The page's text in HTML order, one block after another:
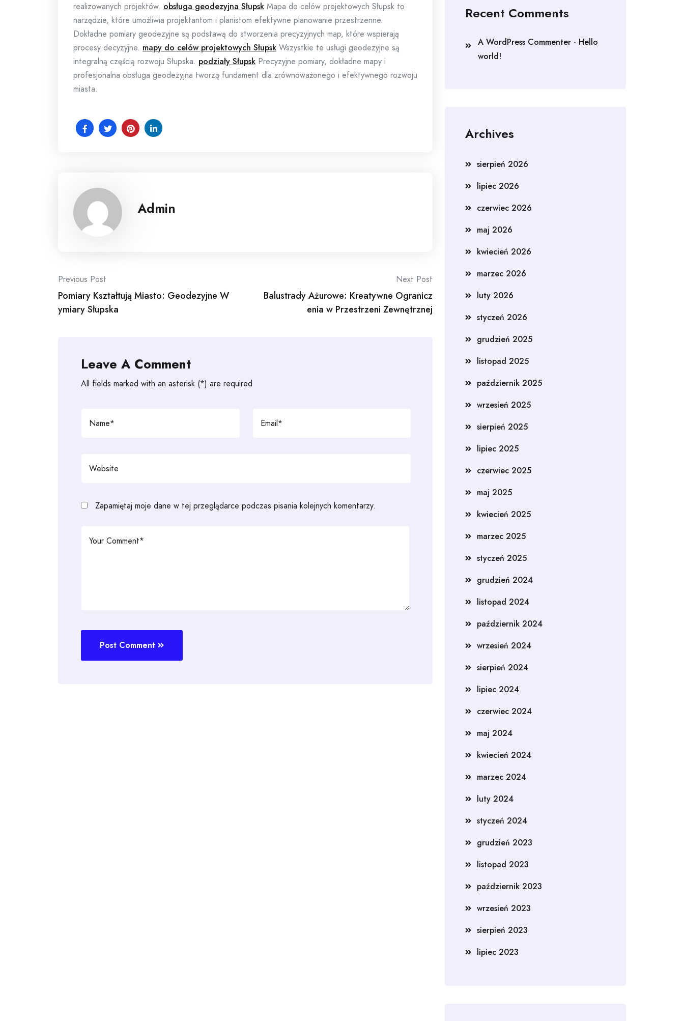
realizowanych projektów. obsługa geodezyjna Słupsk Mapa do celów projektowych Słupsk to
narzędzie, które umożliwia projektantom i planistom efektywne planowanie przestrzenne.
Dokładne pomiary geodezyjne są podstawą do stworzenia precyzyjnych map, które wspierają
procesy decyzyjne. mapy do celów projektowych Słupsk Wszystkie te usługi geodezyjne są
integralną częścią rozwoju Słupska. podziały Słupsk Precyzyjne pomiary, dokładne mapy i
profesjonalna obsługa geodezyjna tworzą fundament dla zrównoważonego i efektywnego rozwoju
miasta.
Admin
Post
navigation
Previous Post
Pomiary Kształtują Miasto: Geodezyjne W
ymiary Słupska
Next Post
Balustrady Ażurowe: Kreatywne Ogranicz
enia w Przestrzeni Zewnętrznej
Leave A Comment
All fields marked with an asterisk (*) are required
Zapamiętaj moje dane w tej przeglądarce podczas pisania kolejnych komentarzy.
Post Comment
Recent Comments
A WordPress Commenter - Hello
world!
Archives
sierpień 2026
lipiec 2026
czerwiec 2026
maj 2026
kwiecień 2026
marzec 2026
luty 2026
styczeń 2026
grudzień 2025
listopad 2025
październik 2025
wrzesień 2025
sierpień 2025
lipiec 2025
czerwiec 2025
maj 2025
kwiecień 2025
marzec 2025
styczeń 2025
grudzień 2024
listopad 2024
październik 2024
wrzesień 2024
sierpień 2024
lipiec 2024
czerwiec 2024
maj 2024
kwiecień 2024
marzec 2024
luty 2024
styczeń 2024
grudzień 2023
listopad 2023
październik 2023
wrzesień 2023
sierpień 2023
lipiec 2023